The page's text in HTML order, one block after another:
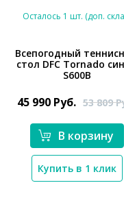
*}
Осталось 1 шт. (доп.
Всепогодный
стол DFC Tornado
S600B
45 990 Руб. 53 809
В корзину
Купить в 1 клик